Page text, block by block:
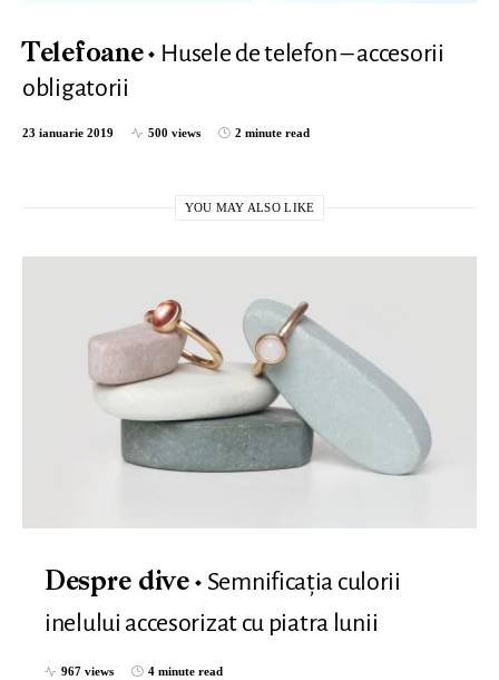
Telefoane
Husele de telefon – accesorii
obligatorii
23 ianuarie 2019 500 views 2 minute read
YOU MAY ALSO LIKE
Despre dive
Semnificația culorii
inelului accesorizat cu piatra lunii
967 views 4 minute read